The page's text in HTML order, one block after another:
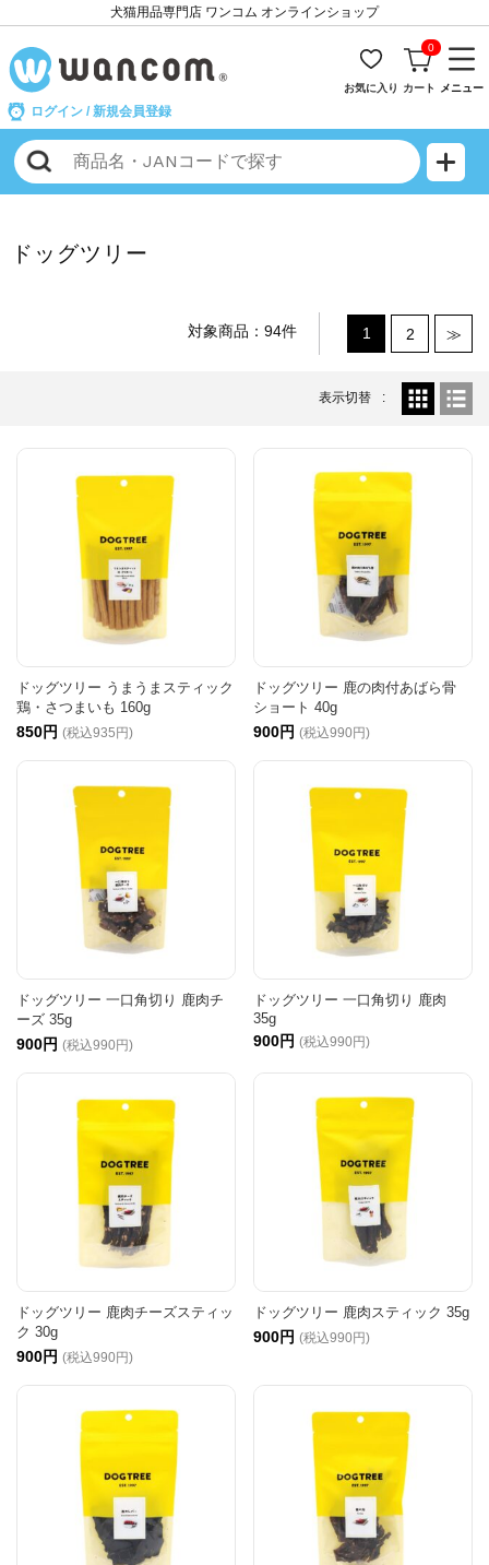
犬猫用品専門店 ワンコム オンラインショップ
ログイン / 新規会員登録
お気に入り
0
カート メニュー
ドッグツリー
1 2 ≫
対象商品：94件
表示切替
ドッグツリー うまうまスティック
鶏・さつまいも 160g
850円 (税込935円)
ドッグツリー 鹿の肉付あばら骨
ショート 40g
900円 (税込990円)
ドッグツリー 一口角切り 鹿肉チ
ーズ 35g
900円 (税込990円)
ドッグツリー 一口角切り 鹿肉
35g
900円 (税込990円)
ドッグツリー 鹿肉チーズスティッ
ク 30g
900円 (税込990円)
ドッグツリー 鹿肉スティック 35g
900円 (税込990円)